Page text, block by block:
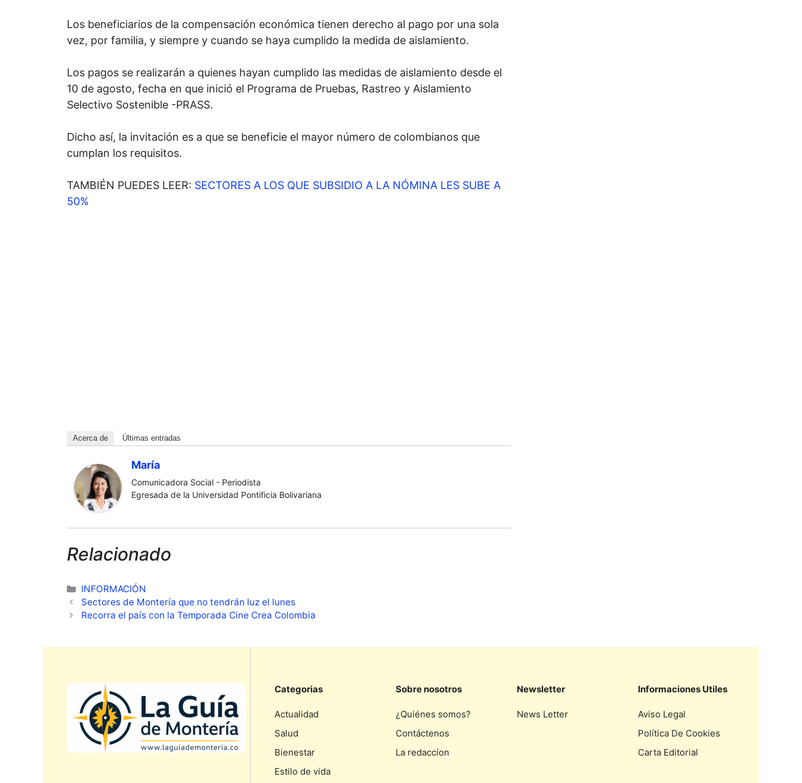
Los beneficiarios de la compensación económica tienen derecho al pago por una sola
vez, por familia, y siempre y cuando se haya cumplido la medida de aislamiento.
Los pagos se realizarán a quienes hayan cumplido las medidas de aislamiento desde el
10 de agosto, fecha en que inició el Programa de Pruebas, Rastreo y Aislamiento
Selectivo Sostenible -PRASS.
Dicho así, la invitación es a que se beneficie el mayor número de colombianos que
cumplan los requisitos.
TAMBIÉN PUEDES LEER: SECTORES A LOS QUE SUBSIDIO A LA NÓMINA LES SUBE A
50%
Acerca de Últimas entradas
María
Comunicadora Social - Periodista
Egresada de la Universidad Pontificia Bolivariana
Relacionado
Categorías
INFORMACIÓN
Sectores de Montería que no tendrán luz el lunes
Recorra el país con la Temporada Cine Crea Colombia
Categorias
Actualidad
Salud
Bienestar
Estilo de vida
Sobre nosotros
¿Quiénes somos?
Contáctenos
La redaccíon
Newsletter
News Letter
Informaciones Utiles
Aviso Legal
Política De Cookies
Carta Editorial